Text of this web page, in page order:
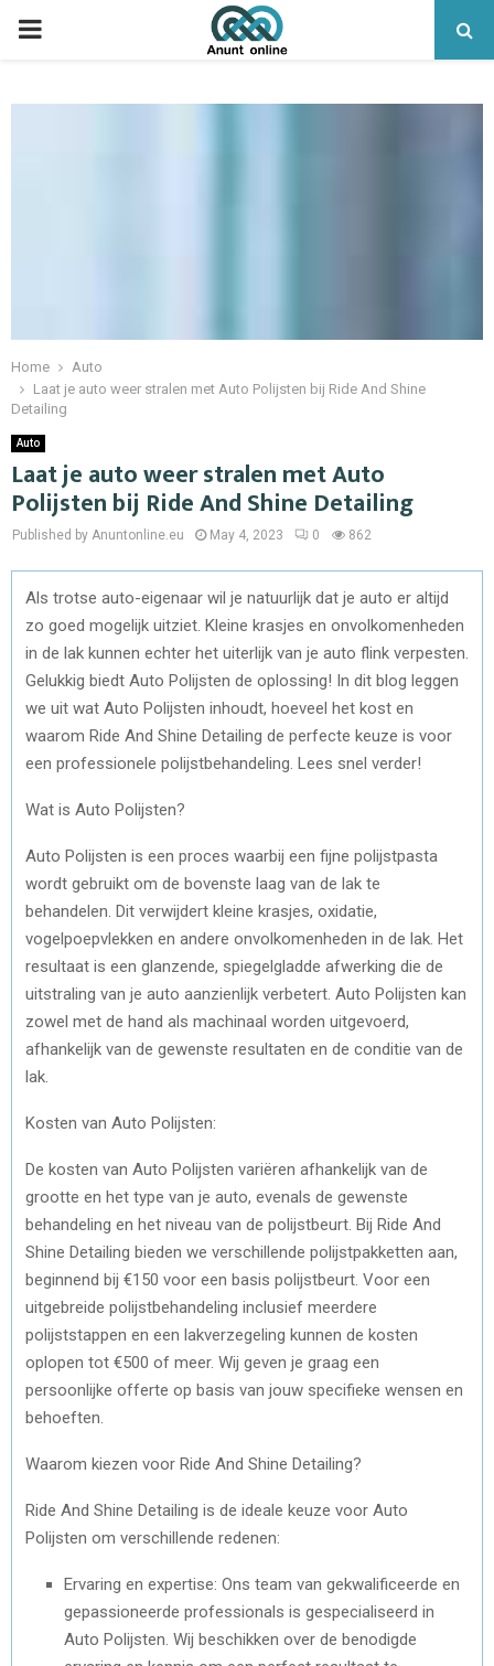
PRIMARY
Home
Auto
Laat je auto weer stralen met Auto Polijsten bij Ride And Shine
Detailing
Auto
Laat je auto weer stralen met Auto
Polijsten bij Ride And Shine Detailing
Published by Anuntonline.eu May 4, 2023 0 862
Als trotse auto-eigenaar wil je natuurlijk dat je auto er altijd
zo goed mogelijk uitziet. Kleine krasjes en onvolkomenheden
in de lak kunnen echter het uiterlijk van je auto flink verpesten.
Gelukkig biedt Auto Polijsten de oplossing! In dit blog leggen
we uit wat Auto Polijsten inhoudt, hoeveel het kost en
waarom Ride And Shine Detailing de perfecte keuze is voor
een professionele polijstbehandeling. Lees snel verder!
Wat is Auto Polijsten?
Auto Polijsten is een proces waarbij een fijne polijstpasta
wordt gebruikt om de bovenste laag van de lak te
behandelen. Dit verwijdert kleine krasjes, oxidatie,
vogelpoepvlekken en andere onvolkomenheden in de lak. Het
resultaat is een glanzende, spiegelgladde afwerking die de
uitstraling van je auto aanzienlijk verbetert. Auto Polijsten kan
zowel met de hand als machinaal worden uitgevoerd,
afhankelijk van de gewenste resultaten en de conditie van de
lak.
Kosten van Auto Polijsten:
De kosten van Auto Polijsten variëren afhankelijk van de
grootte en het type van je auto, evenals de gewenste
behandeling en het niveau van de polijstbeurt. Bij Ride And
Shine Detailing bieden we verschillende polijstpakketten aan,
beginnend bij €150 voor een basis polijstbeurt. Voor een
uitgebreide polijstbehandeling inclusief meerdere
polijststappen en een lakverzegeling kunnen de kosten
oplopen tot €500 of meer. Wij geven je graag een
persoonlijke offerte op basis van jouw specifieke wensen en
behoeften.
Waarom kiezen voor Ride And Shine Detailing?
Ride And Shine Detailing is de ideale keuze voor Auto
Polijsten om verschillende redenen:
Ervaring en expertise: Ons team van gekwalificeerde en
gepassioneerde professionals is gespecialiseerd in
Auto Polijsten. Wij beschikken over de benodigde